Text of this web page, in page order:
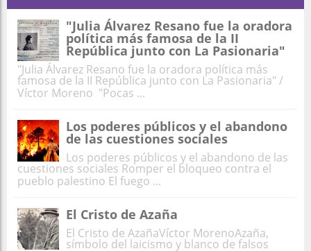
"Julia Álvarez Resano fue la oradora
política más famosa de la II
República junto con La Pasionaria"
"Julia Álvarez Resano fue la oradora política más
famosa de la II República junto con La Pasionaria" /
Víctor Moreno "Pocas ...
Los poderes públicos y el abandono
de las cuestiones sociales
Los poderes públicos y el abandono de las
cuestiones sociales Romper el bloqueo contra el
pueblo palestino El fuego ...
El Cristo de Azaña
El Cristo de AzañaVíctor MorenoAzaña,
símbolo del laicismo y blanco de falsos